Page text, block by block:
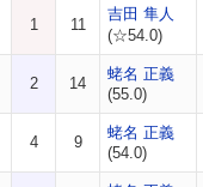
1 11
吉田 隼人
(☆54.0)
2 14
蛯名 正義
(55.0)
4 9
蛯名 正義
(54.0)